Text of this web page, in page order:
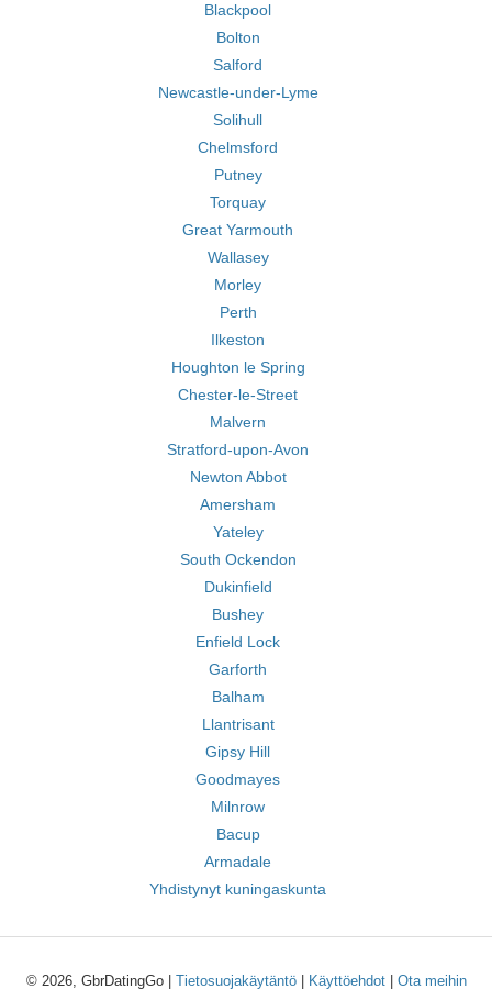
Blackpool
Bolton
Salford
Newcastle-under-Lyme
Solihull
Chelmsford
Putney
Torquay
Great Yarmouth
Wallasey
Morley
Perth
Ilkeston
Houghton le Spring
Chester-le-Street
Malvern
Stratford-upon-Avon
Newton Abbot
Amersham
Yateley
South Ockendon
Dukinfield
Bushey
Enfield Lock
Garforth
Balham
Llantrisant
Gipsy Hill
Goodmayes
Milnrow
Bacup
Armadale
Yhdistynyt kuningaskunta
© 2026, GbrDatingGo | Tietosuojakäytäntö| Käyttöehdot| Ota meihin